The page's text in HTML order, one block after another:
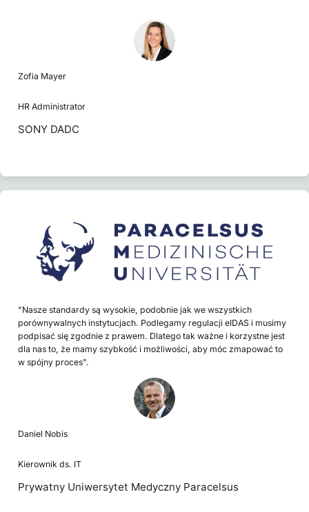
Zofia Mayer
HR Administrator
SONY DADC
"Nasze standardy są wysokie, podobnie jak we wszystkich
porównywalnych instytucjach. Podlegamy regulacji eIDAS i musimy
podpisać się zgodnie z prawem. Dlatego tak ważne i korzystne jest
dla nas to, że mamy szybkość i możliwości, aby móc zmapować to
w spójny proces".
Daniel Nobis
Kierownik ds. IT
Prywatny Uniwersytet Medyczny Paracelsus